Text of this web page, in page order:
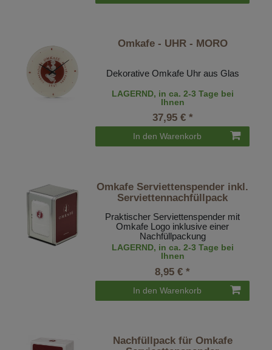
Omkafe - UHR - MORO
Dekorative Omkafe Uhr aus Glas
LAGERND, in ca. 2-3 Tage bei
Ihnen
37,95 € *
In den Warenkorb
Omkafe Serviettenspender inkl.
Serviettennachfüllpack
Praktischer Serviettenspender mit
Omkafe Logo inklusive einer
Nachfüllpackung
LAGERND, in ca. 2-3 Tage bei
Ihnen
8,95 € *
In den Warenkorb
Nachfüllpack für Omkafe